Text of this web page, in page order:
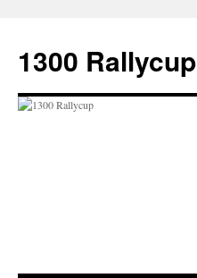
innehåll
1300 Rallycup